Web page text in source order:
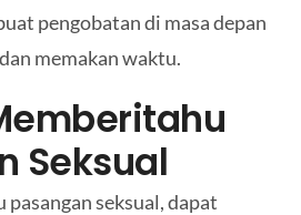
pengobatan di masa depan
memakan waktu.
Seksual
seksual, dapat